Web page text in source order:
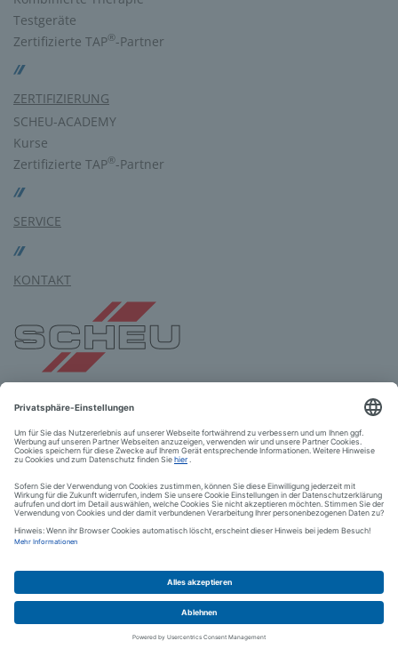
Testgeräte
Zertifizierte TAP®-Partner
ZERTIFIZIERUNG
SCHEU-ACADEMY
Kurse
Zertifizierte TAP®-Partner
SERVICE
KONTAKT
Am Burgberg 20
58642 Iserlohn
Tel.: +49 2374 9288-0
Fax: +49 2374 9288-90
E-Mail:service@scheu-dental.com
AGB Impressum Datenschutz
© 2026 SCHEU-DENTAL GmbH